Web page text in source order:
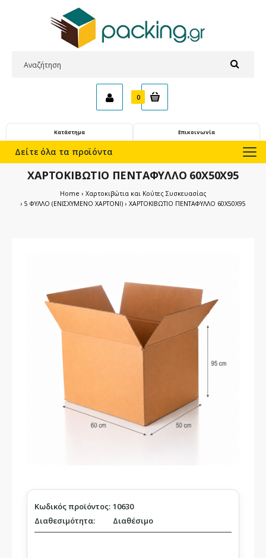
0
Κατάστημα Επικοινωνία
Δείτε όλα τα προϊόντα
ΧΑΡΤΟΚΙΒΩΤΙΟ ΠΕΝΤΑΦΥΛΛΟ 60X50X95
Home
Χαρτοκιβώτια και Κούτες Συσκευασίας
5 ΦΥΛΛΟ (ΕΝΙΣΧΥΜΕΝΟ ΧΑΡΤΟΝΙ)
ΧΑΡΤΟΚΙΒΩΤΙΟ ΠΕΝΤΑΦΥΛΛΟ 60X50X95
Κωδικός προϊόντος: 10630
Διαθεσιμότητα:
Διαθέσιμο